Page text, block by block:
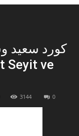
3144 0